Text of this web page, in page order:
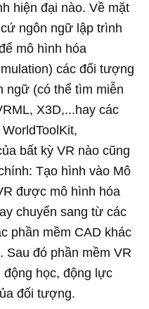
hiện đại nào. Về mặt
ngôn ngữ lập trình
mô hình hóa
các đối tượng
ngữ (có thể tìm miễn
X3D,...hay các
bất kỳ VR nào cũng
Tạo hình vào Mô
được mô hình hóa
chuyển sang từ các
phần mềm CAD khác
Sau đó phần mềm VR
động học, động lực
đối tượng.